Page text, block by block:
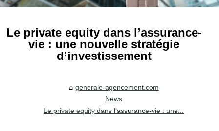
Le private equity dans l’assurance-
vie : une nouvelle stratégie
d’investissement
generale-agencement.com
News
Le private equity dans l’assurance-vie : une...